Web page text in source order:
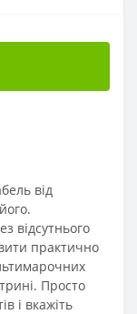
від
відсутнього
практично
Просто
і вкажіть